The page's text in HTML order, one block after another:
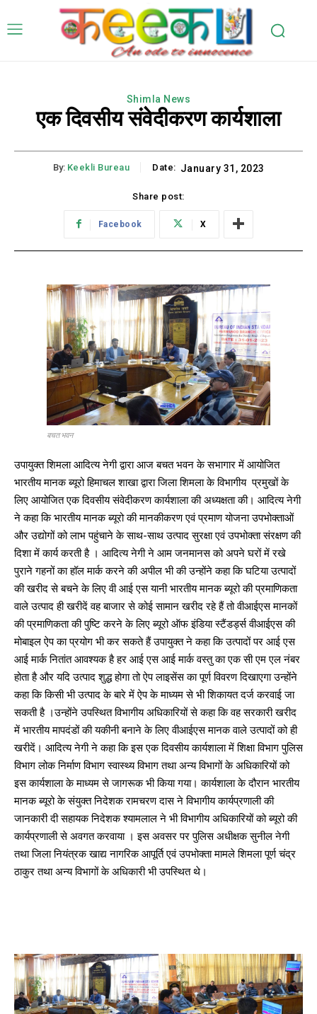
Shimla News
एक दिवसीय संवेदीकरण कार्यशाला
By: Keekli Bureau Date: January 31, 2023
Share post:
Facebook X
बचत भवन
उपायुक्त शिमला आदित्य नेगी द्वारा आज बचत भवन के सभागार में आयोजित
भारतीय मानक ब्यूरो हिमाचल शाखा द्वारा जिला शिमला के विभागीय प्रमुखों के
लिए आयोजित एक दिवसीय संवेदीकरण कार्यशाला की अध्यक्षता की। आदित्य नेगी
ने कहा कि भारतीय मानक ब्यूरो की मानकीकरण एवं प्रमाण योजना उपभोक्ताओं
और उद्योगों को लाभ पहुंचाने के साथ-साथ उत्पाद सुरक्षा एवं उपभोक्ता संरक्षण की
दिशा में कार्य करती है । आदित्य नेगी ने आम जनमानस को अपने घरों में रखे
पुराने गहनों का हॉल मार्क करने की अपील भी की उन्होंने कहा कि घटिया उत्पादों
की खरीद से बचने के लिए वी आई एस यानी भारतीय मानक ब्यूरो की प्रमाणिकता
वाले उत्पाद ही खरीदें वह बाजार से कोई सामान खरीद रहे हैं तो वीआईएस मानकों
की प्रमाणिकता की पुष्टि करने के लिए ब्यूरो ऑफ इंडिया स्टैंडर्ड्स वीआईएस की
मोबाइल ऐप का प्रयोग भी कर सकते हैं उपायुक्त ने कहा कि उत्पादों पर आई एस
आई मार्क नितांत आवश्यक है हर आई एस आई मार्क वस्तु का एक सी एम एल नंबर
होता है और यदि उत्पाद शुद्ध होगा तो ऐप लाइसेंस का पूर्ण विवरण दिखाएगा उन्होंने
कहा कि किसी भी उत्पाद के बारे में ऐप के माध्यम से भी शिकायत दर्ज करवाई जा
सकती है ।उन्होंने उपस्थित विभागीय अधिकारियों से कहा कि वह सरकारी खरीद
में भारतीय मापदंडों की यकीनी बनाने के लिए वीआईएस मानक वाले उत्पादों को ही
खरीदें। आदित्य नेगी ने कहा कि इस एक दिवसीय कार्यशाला में शिक्षा विभाग पुलिस
विभाग लोक निर्माण विभाग स्वास्थ्य विभाग तथा अन्य विभागों के अधिकारियों को
इस कार्यशाला के माध्यम से जागरूक भी किया गया। कार्यशाला के दौरान भारतीय
मानक ब्यूरो के संयुक्त निदेशक रामचरण दास ने विभागीय कार्यप्रणाली की
जानकारी दी सहायक निदेशक श्यामलाल ने भी विभागीय अधिकारियों को ब्यूरो की
कार्यप्रणाली से अवगत करवाया । इस अवसर पर पुलिस अधीक्षक सुनील नेगी
तथा जिला नियंत्रक खाद्य नागरिक आपूर्ति एवं उपभोक्ता मामले शिमला पूर्ण चंद्र
ठाकुर तथा अन्य विभागों के अधिकारी भी उपस्थित थे।